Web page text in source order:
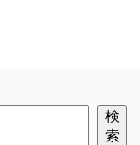
検
索